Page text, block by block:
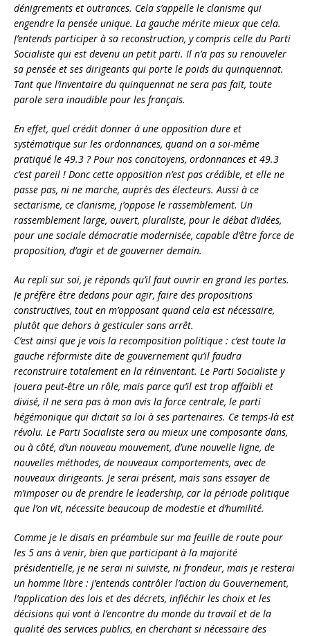
dénigrements et outrances. Cela s’appelle le clanisme qui
engendre la pensée unique. La gauche mérite mieux que cela.
J’entends participer à sa reconstruction, y compris celle du Parti
Socialiste qui est devenu un petit parti. Il n’a pas su renouveler
sa pensée et ses dirigeants qui porte le poids du quinquennat.
Tant que l’inventaire du quinquennat ne sera pas fait, toute
parole sera inaudible pour les français.
En effet, quel crédit donner à une opposition dure et
systématique sur les ordonnances, quand on a soi-même
pratiqué le 49.3 ? Pour nos concitoyens, ordonnances et 49.3
c’est pareil ! Donc cette opposition n’est pas crédible, et elle ne
passe pas, ni ne marche, auprès des électeurs. Aussi à ce
sectarisme, ce clanisme, j’oppose le rassemblement. Un
rassemblement large, ouvert, pluraliste, pour le débat d’idées,
pour une sociale démocratie modernisée, capable d’être force de
proposition, d’agir et de gouverner demain.
Au repli sur soi, je réponds qu’il faut ouvrir en grand les portes.
Je préfère être dedans pour agir, faire des propositions
constructives, tout en m’opposant quand cela est nécessaire,
plutôt que dehors à gesticuler sans arrêt.
C’est ainsi que je vois la recomposition politique : c’est toute la
gauche réformiste dite de gouvernement qu’il faudra
reconstruire totalement en la réinventant. Le Parti Socialiste y
jouera peut-être un rôle, mais parce qu’il est trop affaibli et
divisé, il ne sera pas à mon avis la force centrale, le parti
hégémonique qui dictait sa loi à ses partenaires. Ce temps-là est
révolu. Le Parti Socialiste sera au mieux une composante dans,
ou à côté, d’un nouveau mouvement, d’une nouvelle ligne, de
nouvelles méthodes, de nouveaux comportements, avec de
nouveaux dirigeants. Je serai présent, mais sans essayer de
m’imposer ou de prendre le leadership, car la période politique
que l’on vit, nécessite beaucoup de modestie et d’humilité.
Comme je le disais en préambule sur ma feuille de route pour
les 5 ans à venir, bien que participant à la majorité
présidentielle, je ne serai ni suiviste, ni frondeur, mais je resterai
un homme libre : j’entends contrôler l’action du Gouvernement,
l’application des lois et des décrets, infléchir les choix et les
décisions qui vont à l’encontre du monde du travail et de la
qualité des services publics, en cherchant si nécessaire des